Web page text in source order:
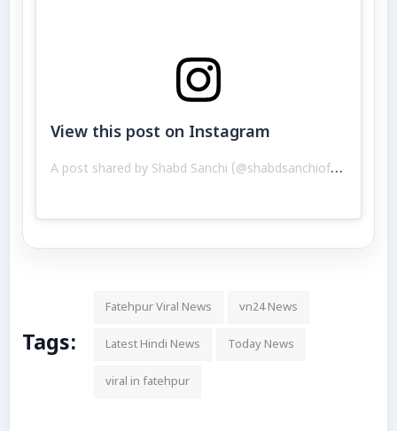
View this post on Instagram
A
post shared by Shabd Sanchi (@shabdsanchiofficial)
Tags:
Fatehpur Viral News vn24 News
Latest Hindi News Today News
viral in fatehpur